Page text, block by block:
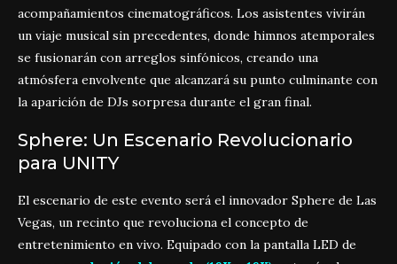
acompañamientos cinematográficos. Los asistentes vivirán
un viaje musical sin precedentes, donde himnos atemporales
se fusionarán con arreglos sinfónicos, creando una
atmósfera envolvente que alcanzará su punto culminante con
la aparición de DJs sorpresa durante el gran final.
Sphere: Un Escenario Revolucionario
para UNITY
El escenario de este evento será el innovador Sphere de Las
Vegas, un recinto que revoluciona el concepto de
entretenimiento en vivo. Equipado con la pantalla LED de